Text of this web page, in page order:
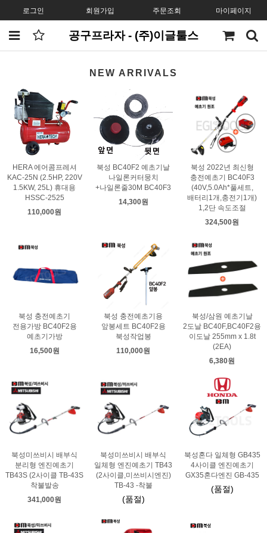
로그인 회원가입 주문조회 마이페이지
공구프라자 - (주)이글툴스
NEW ARRIVALS
HERA 에어콤프레셔
KAC-25N (2.5HP, 220V
1.5KW, 25L) 휴대용
HSSC-2525
110,000원
북성 BC40F2 예초기날
나일론커터뭉치
+나일론줄30M BC40F3
14,300원
북성 2022년 최신형
충전예초기 BC40F3
(40V,5.0Ah*풀세트,
배터리1개,충전기1개)
1,2단 속도조절
324,500원
북성 충전예초기
전용가방 BC40F2용
예초기가방
16,500원
북성 충전예초기용
앞봉세트 BC40F2용
북성작업봉
110,000원
북성/삼원 예초기날
2도날 BC40F,BC40F2용
이도날 255mm x 1.8t
(2EA)
6,380원
북성미쓰비시 배부식
분리형 엔진예초기
TB43S (2사이클 TB-43S
착불발송
341,000원
북성미쓰비시 배부식
일체형 엔진예초기 TB43
(2사이클,미쓰비시엔진)
TB-43 -착불
(품절)
북성혼다 일체형 GB435
4사이클 엔진예초기
GX35혼다엔진 GB-435
(품절)